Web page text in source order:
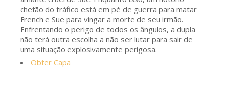
chefão do tráfico está em pé de guerra para matar
French e Sue para vingar a morte de seu irmão.
Enfrentando o perigo de todos os ângulos, a dupla
não terá outra escolha a não ser lutar para sair de
uma situação explosivamente perigosa.
Obter Capa